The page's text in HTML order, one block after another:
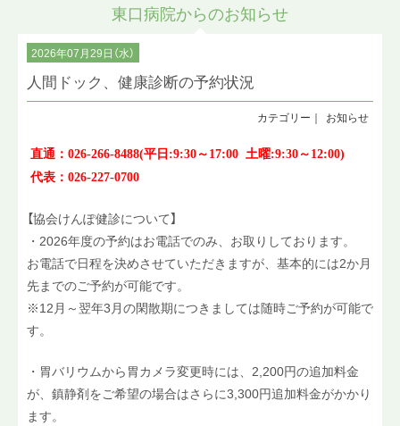
人間ドック・健康診断
痩身治療
法人案内
採用情報
東口病院からのお知らせ
2026年07月29日（水）
人間ドック、健康診断の予約状況
お知らせ
直通：026-266-8488(平日:9:30～17:00 土曜:9:30～12:00)
代表：026-227-0700
【協会けんぽ健診について】
・2026年度の予約はお電話でのみ、お取りしております。
お電話で日程を決めさせていただきますが、基本的には2か月
先までのご予約が可能です。
※12月～翌年3月の閑散期につきましては随時ご予約が可能で
す。
・胃バリウムから胃カメラ変更時には、2,200円の追加料金
が、鎮静剤をご希望の場合はさらに3,300円追加料金がかかり
ます。